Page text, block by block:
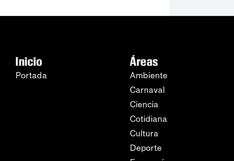
Inicio
Portada
Áreas
Ambiente
Carnaval
Ciencia
Cotidiana
Cultura
Deporte